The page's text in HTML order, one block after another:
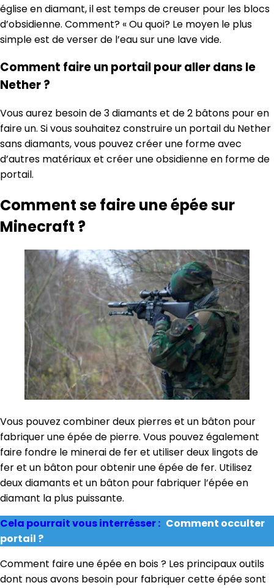
église en diamant, il est temps de creuser pour les blocs
d’obsidienne. Comment? « Ou quoi? Le moyen le plus
simple est de verser de l’eau sur une lave vide.
Comment faire un portail pour aller dans le
Nether ?
Vous aurez besoin de 3 diamants et de 2 bâtons pour en
faire un. Si vous souhaitez construire un portail du Nether
sans diamants, vous pouvez créer une forme avec
d’autres matériaux et créer une obsidienne en forme de
portail.
Comment se faire une épée sur
Minecraft ?
Vous pouvez combiner deux pierres et un bâton pour
fabriquer une épée de pierre. Vous pouvez également
faire fondre le minerai de fer et utiliser deux lingots de
fer et un bâton pour obtenir une épée de fer. Utilisez
deux diamants et un bâton pour fabriquer l’épée en
diamant la plus puissante.
Cela pourrait vous interrésser : Comment occulter
portail ?
Comment faire une épée en bois ? Les principaux outils
dont nous avons besoin pour fabriquer cette épée sont